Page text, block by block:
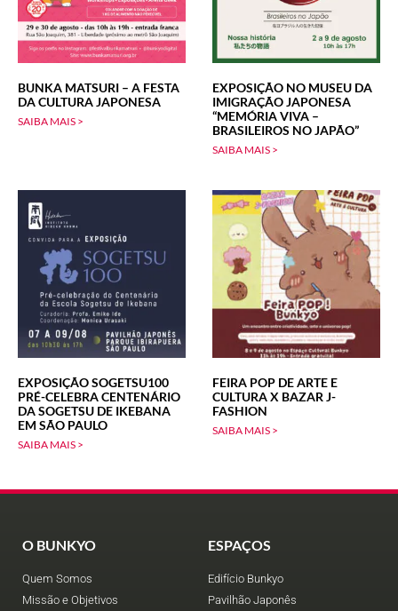
BUNKA MATSURI – A FESTA
DA CULTURA JAPONESA
SAIBA MAIS >
EXPOSIÇÃO NO MUSEU DA
IMIGRAÇÃO JAPONESA
“MEMÓRIA VIVA –
BRASILEIROS NO JAPÃO”
SAIBA MAIS >
EXPOSIÇÃO SOGETSU100
PRÉ-CELEBRA CENTENÁRIO
DA SOGETSU DE IKEBANA
EM SÃO PAULO
SAIBA MAIS >
FEIRA POP DE ARTE E
CULTURA X BAZAR J-
FASHION
SAIBA MAIS >
O BUNKYO
Quem Somos
Missão e Objetivos
ESPAÇOS
Edifício Bunkyo
Pavilhão Japonês